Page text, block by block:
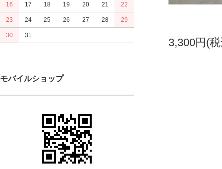
16 17 18 19 20 21 22
23 24 25 26 27 28 29
30 31
モバイルショップ
3,300円(